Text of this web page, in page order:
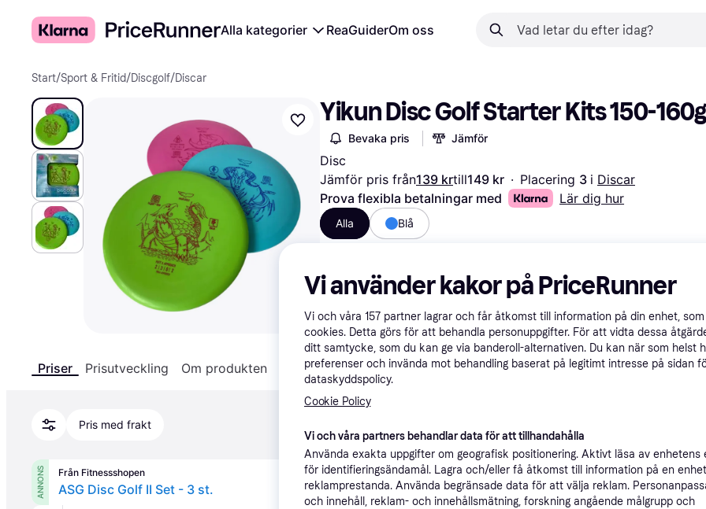
Alla kategorier ReaGuiderOm oss
Start/Sport & Fritid/Discgolf/Discar
Yikun Disc Golf Starter Kits 150-160g
Bevaka pris Jämför
Disc
Jämför pris från139 krtill149 kr · Placering 3 i Discar
Prova flexibla betalningar med
Lär dig hur
Alla Blå
Priser Prisutveckling Om produkten Specifikationer
Pris med frakt
ANNONS Från Fitnessshopen
ASG Disc Golf II Set - 3 st. 79 kr frakt,3-5 dagar
Vi använder kakor på PriceRunner
Vi och våra 157 partner lagrar och får åtkomst till information på din enhet,
cookies. Detta görs för att behandla personuppgifter. För att vidta dessa
ditt samtycke, som du kan ge via banderoll-alternativen. Du kan när som helst
preferenser och invända mot behandling baserat på legitimt intresse på sidan
dataskyddspolicy.
Cookie Policy
Vi och våra partners behandlar data för att tillhandahålla
Använda exakta uppgifter om geografisk positionering. Aktivt läsa av enhetens
för identifieringsändamål. Lagra och/eller få åtkomst till information på en
reklamprestanda. Använda begränsade data för att välja reklam.
och innehåll, reklam- och innehållsmätning, forskning angående målgrupp och